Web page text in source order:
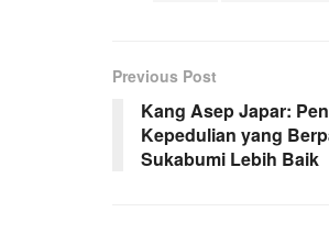
Previous Post
Kang Asep Japar:
Kepedulian yang
Sukabumi Lebih Baik